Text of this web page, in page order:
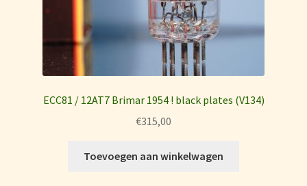
ECC81 / 12AT7 Brimar 1954 ! black plates (V134)
€315,00
Toevoegen aan winkelwagen